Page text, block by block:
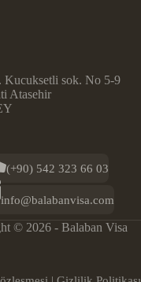
sok. No 5-9
Atasehir
(+90) 542 323 66 03
info@balabanvisa.com
© 2026 - Balaban Visa